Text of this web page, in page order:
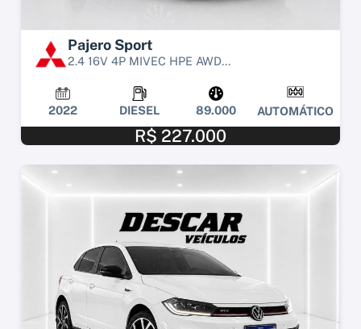
Pajero Sport
2.4 16V 4P MIVEC HPE AWD...
2022 DIESEL 89.000 AUTOMÁTICO
R$ 227.000